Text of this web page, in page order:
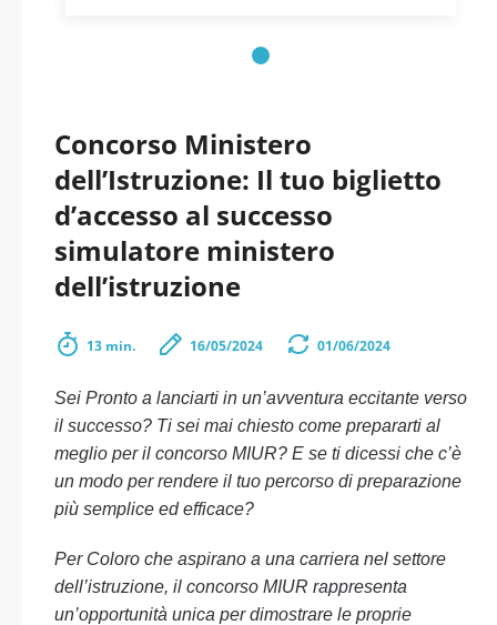
Concorso Ministero
dell’Istruzione: Il tuo biglietto
d’accesso al successo
simulatore ministero
dell’istruzione
13 min. 16/05/2024 01/06/2024
Sei Pronto a lanciarti in un’avventura eccitante verso
il successo? Ti sei mai chiesto come prepararti al
meglio per il concorso MIUR? E se ti dicessi che c’è
un modo per rendere il tuo percorso di preparazione
più semplice ed efficace?
Per Coloro che aspirano a una carriera nel settore
dell’istruzione, il concorso MIUR rappresenta
un’opportunità unica per dimostrare le proprie